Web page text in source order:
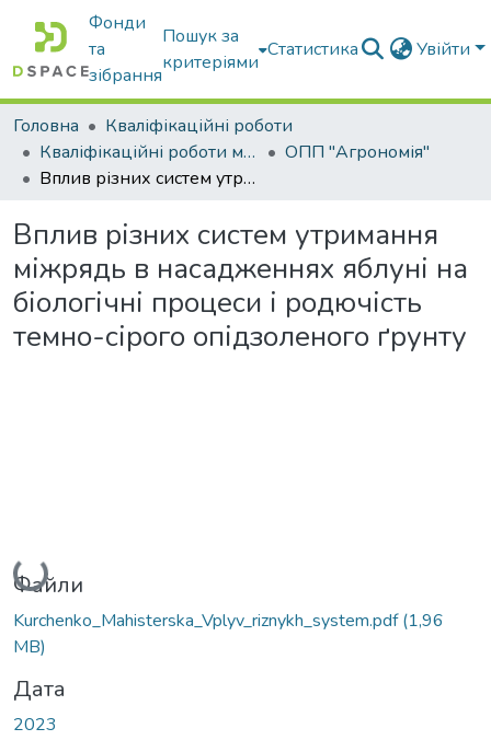
Фонди
та
зібрання
Пошук за
критеріями
Статистика Увійти
Головна
Кваліфікаційні роботи
Кваліфікаційні роботи магістрів
ОПП "Агрономія"
Вплив різних систем утримання міжрядь в насадженнях яблуні на біологічні процеси і родючість темно-сірого опідзоленого ґрунту
Вплив різних систем утримання
міжрядь в насадженнях яблуні на
біологічні процеси і родючість
темно-сірого опідзоленого ґрунту
Вантажиться...
Файли
Kurchenko_Mahisterska_Vplyv_riznykh_system.pdf(1,96
MB)
Дата
2023